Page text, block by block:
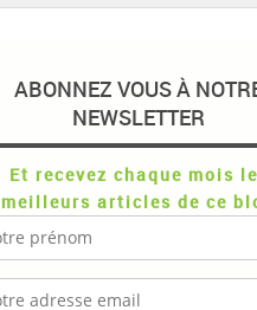
ABONNEZ VOUS À
NEWSLETTER
Et recevez chaque mois
meilleurs articles de ce